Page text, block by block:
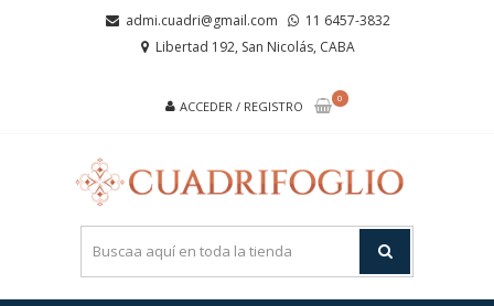
admi.cuadri@gmail.com
11 6457-3832
Libertad 192, San Nicolás, CABA
ACCEDER / REGISTRO
0